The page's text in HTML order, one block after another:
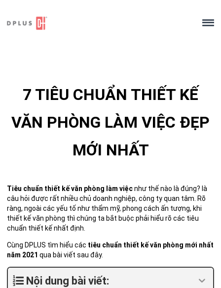
content
7 TIÊU CHUẨN THIẾT KẾ
VĂN PHÒNG LÀM VIỆC ĐẸP
MỚI NHẤT
Tiêu chuẩn thiết kế văn phòng làm việcnhư thế nào là đúng? là
câu hỏi được rất nhiều chủ doanh nghiệp, công ty quan tâm. Rõ
ràng, ngoài các yếu tố như thẩm mỹ, phong cách ấn tượng, khi
thiết kế văn phòng thì chúng ta bắt buộc phải hiểu rõ các tiêu
chuẩn thiết kế nhất định.
Cùng DPLUS tìm hiểu các tiêu chuẩn thiết kế văn phòng mới nhất
năm 2021 qua bài viết sau đây.
Nội dung bài viết: